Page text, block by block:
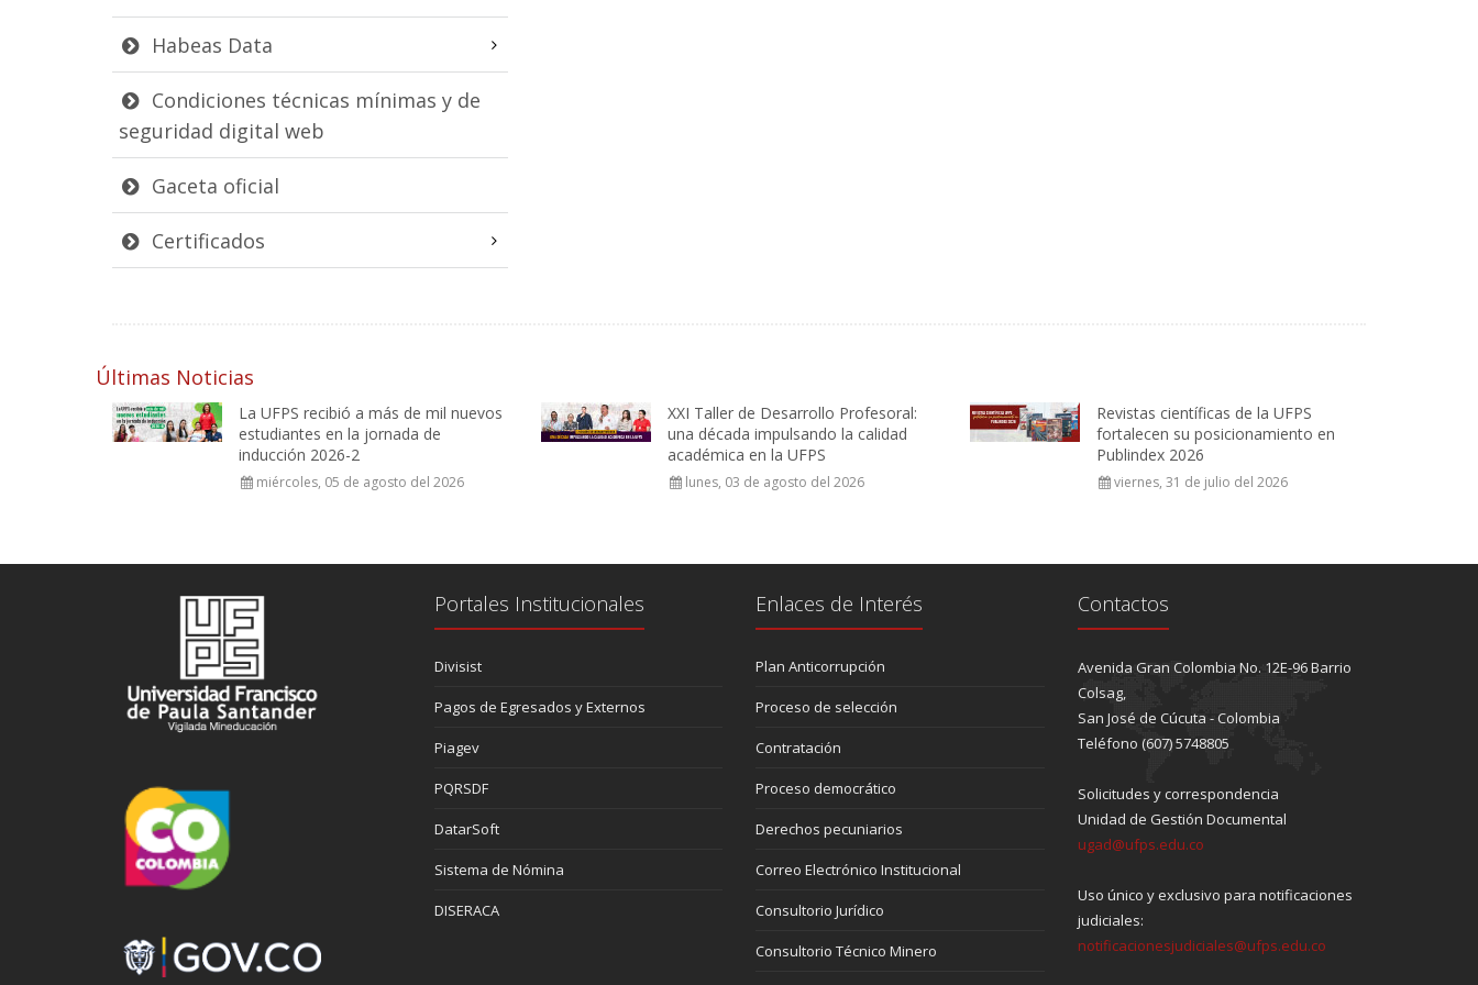
Habeas Data
Condiciones técnicas mínimas y de
seguridad digital web
Gaceta oficial
Certificados
Últimas Noticias
La UFPS recibió a más de mil nuevos
estudiantes en la jornada de
inducción 2026-2
miércoles, 05 de agosto del 2026
XXI Taller de Desarrollo Profesoral:
una década impulsando la calidad
académica en la UFPS
lunes, 03 de agosto del 2026
Revistas científicas de la UFPS
fortalecen su posicionamiento en
Publindex 2026
viernes, 31 de julio del 2026
Portales Institucionales
Divisist
Pagos de Egresados y Externos
Piagev
PQRSDF
DatarSoft
Sistema de Nómina
DISERACA
Enlaces de Interés
Plan Anticorrupción
Proceso de selección
Contratación
Proceso democrático
Derechos pecuniarios
Correo Electrónico Institucional
Consultorio Jurídico
Consultorio Técnico Minero
Contactos
Avenida Gran Colombia No. 12E-96 Barrio
Colsag,
San José de Cúcuta - Colombia
Teléfono (607) 5748805
Solicitudes y correspondencia
Unidad de Gestión Documental
ugad@ufps.edu.co
Uso único y exclusivo para notificaciones
judiciales:
notificacionesjudiciales@ufps.edu.co